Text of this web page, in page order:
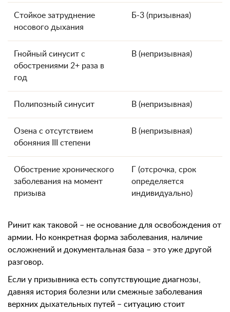
Стойкое затруднение
носового дыхания
Б-3 (призывная)
Гнойный синусит с
обострениями 2+ раза в
год
В (непризывная)
Полипозный синусит В (непризывная)
Озена с отсутствием
обоняния III степени
В (непризывная)
Обострение хронического
заболевания на момент
призыва
Г (отсрочка, срок
определяется
индивидуально)
Ринит как таковой – не основание для освобождения от
армии. Но конкретная форма заболевания, наличие
осложнений и документальная база – это уже другой
разговор.
Если у призывника есть сопутствующие диагнозы,
давняя история болезни или смежные заболевания
верхних дыхательных путей – ситуацию стоит